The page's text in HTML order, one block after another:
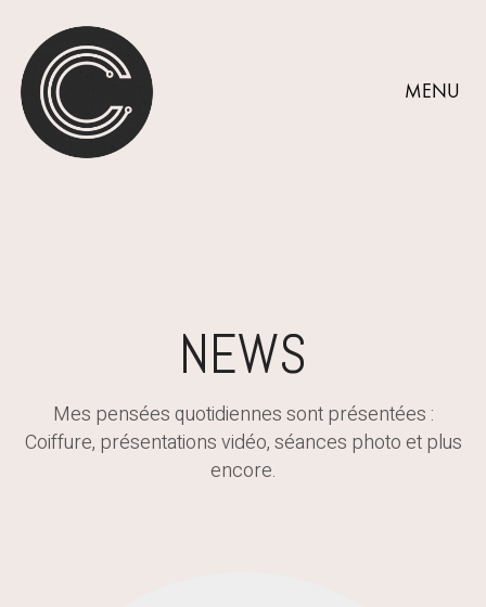
MENU
NEWS
Mes pensées quotidiennes sont présentées :
Coiffure, présentations vidéo, séances photo et plus
encore.